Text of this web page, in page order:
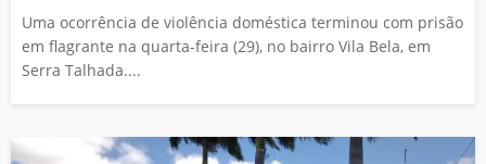
Uma ocorrência de violência doméstica terminou com prisão
em flagrante na quarta-feira (29), no bairro Vila Bela, em
Serra Talhada....